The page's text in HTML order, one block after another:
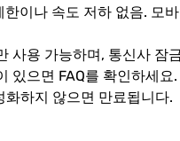
이나 속도 저하 없음. 모
사용 가능하며, 통신사 잠
있으면 FAQ를 확인하세요.
하지 않으면 만료됩니다.